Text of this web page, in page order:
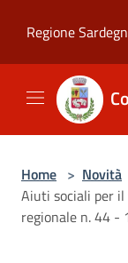
Regione
Home > Novità
Aiuti sociali per
regionale n. 44 -